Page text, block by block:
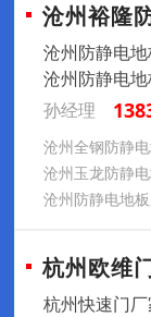
沧州裕隆
沧州防静电
沧州防静电地
孙经理
沧州全钢防静
沧州玉龙防静
沧州防静电地
杭州欧维
杭州快速门